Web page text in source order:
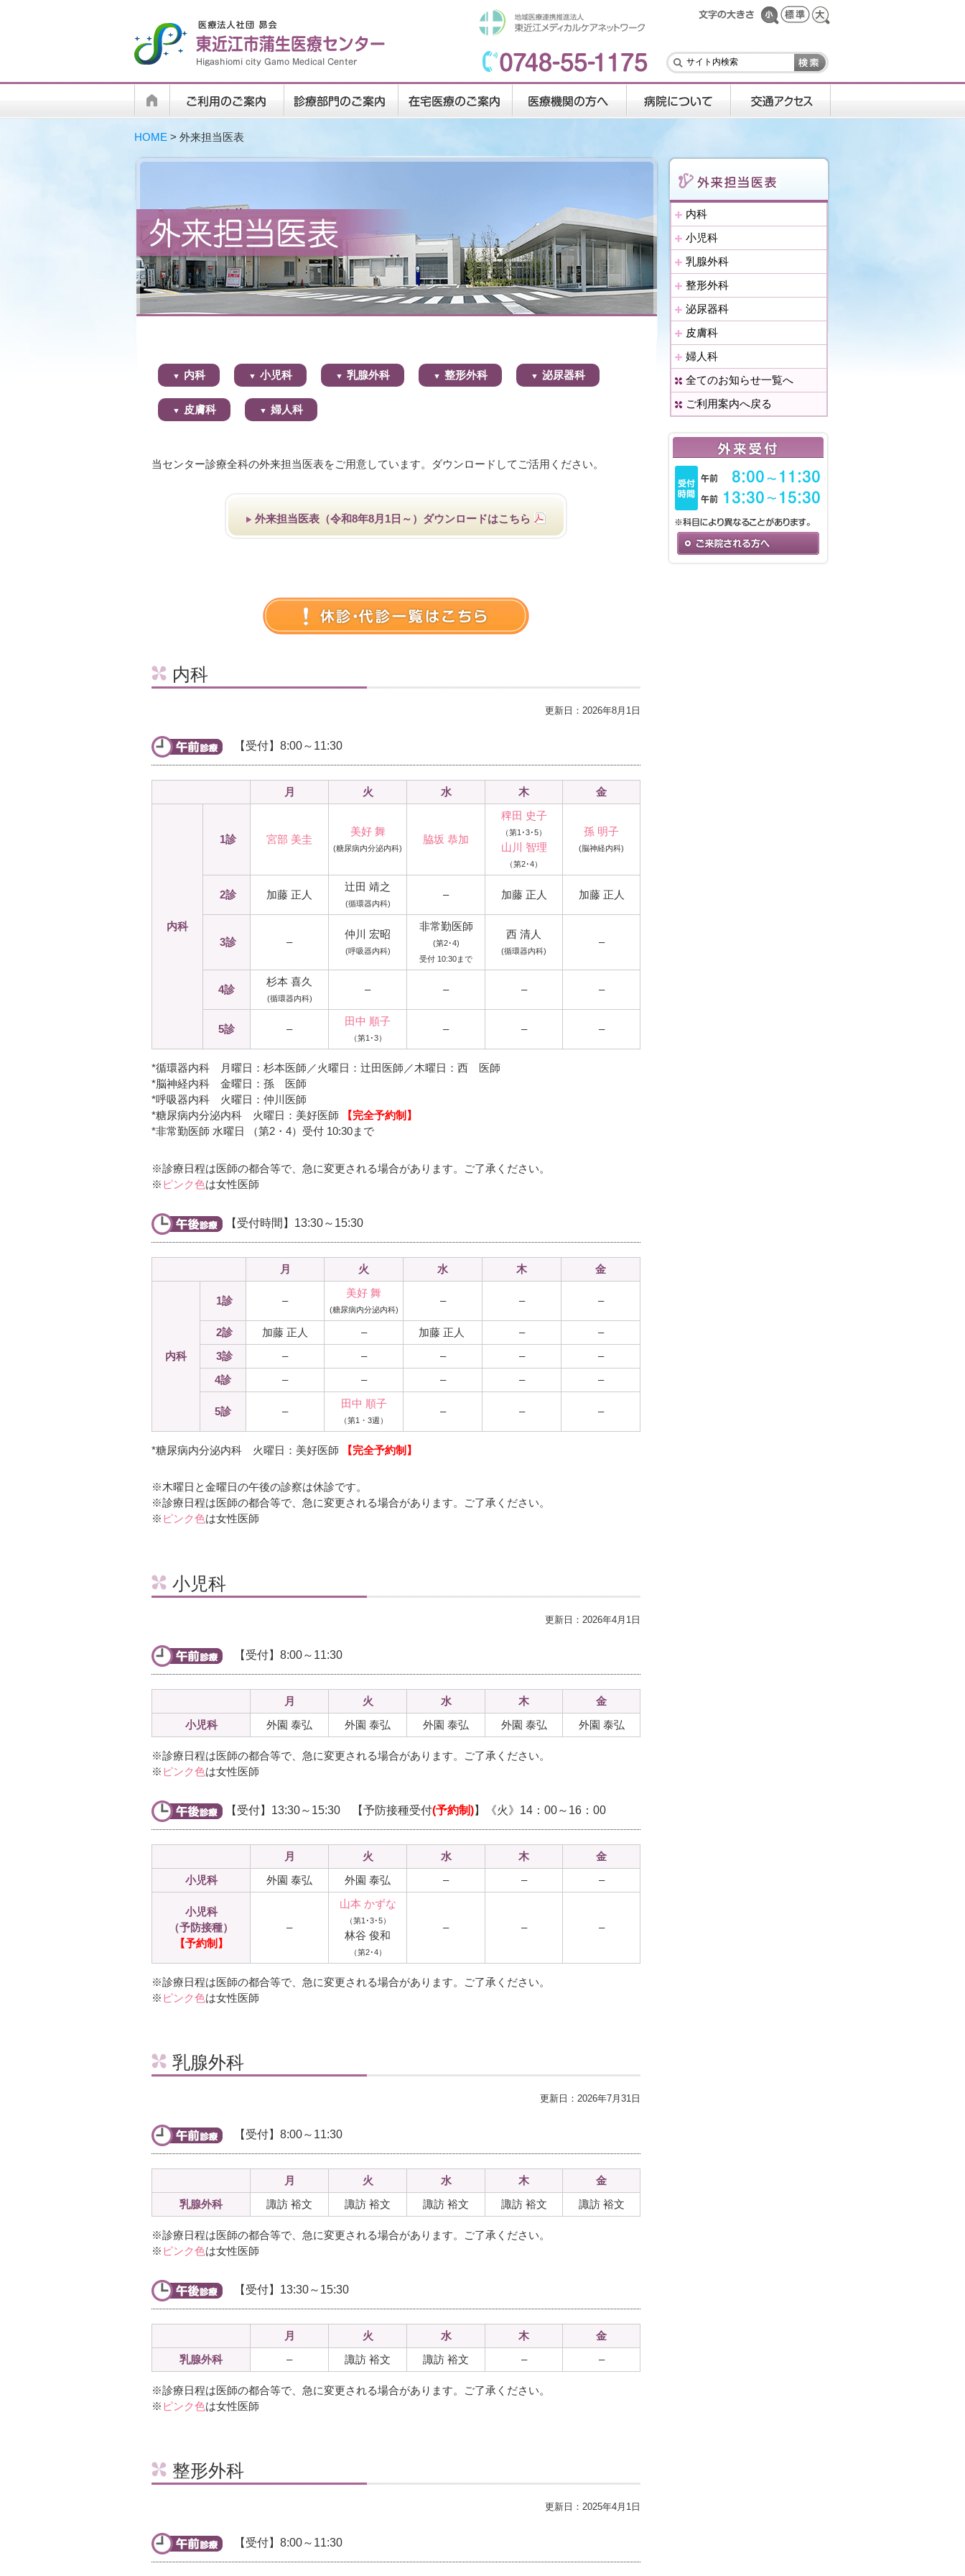
HOME > 外来担当医表
内科 小児科 乳腺外科 整形外科 泌尿器科
皮膚科 婦人科
当センター診療全科の外来担当医表をご用意しています。ダウンロードしてご活用ください。
外来担当医表（令和8年8月1日～）ダウンロードはこちら
内科
更新日：2026年8月1日
【受付】8:00～11:30
月 火 水 木 金
内科
1診 宮部 美圭
美好 舞
(糖尿病内分泌内科)
脇坂 恭加
稗田 史子
（第1･3･5）
山川 智理
（第2･4）
孫 明子
(脳神経内科)
2診 加藤 正人
辻田 靖之
(循環器内科)
– 加藤 正人 加藤 正人
3診 –
仲川 宏昭
(呼吸器内科)
非常勤医師
(第2･4)
受付 10:30まで
西 清人
(循環器内科)
–
4診
杉本 喜久
(循環器内科)
– – – –
5診 –
田中 順子
（第1･3）
– – –
*循環器内科 月曜日：杉本医師／火曜日：辻田医師／木曜日：西 医師
*脳神経内科 金曜日：孫 医師
*呼吸器内科 火曜日：仲川医師
*糖尿病内分泌内科 火曜日：美好医師
【完全予約制】
*非常勤医師 水曜日 （第2・4）受付 10:30まで
※診療日程は医師の都合等で、急に変更される場合があります。ご了承ください。
※ ピンク色は女性医師
【受付時間】13:30～15:30
月 火 水 木 金
内科
1診 –
美好 舞
(糖尿病内分泌内科)
– – –
2診 加藤 正人 – 加藤 正人 – –
3診 – – – – –
4診 – – – – –
5診 –
田中 順子
（第1・3週）
– – –
*糖尿病内分泌内科 火曜日：美好医師 【完全予約制】
※木曜日と金曜日の午後の診察は休診です。
※診療日程は医師の都合等で、急に変更される場合があります。ご了承ください。
※ ピンク色は女性医師
小児科
更新日：2026年4月1日
【受付】8:00～11:30
月 火 水 木 金
小児科 外園 泰弘 外園 泰弘 外園 泰弘 外園 泰弘 外園 泰弘
※診療日程は医師の都合等で、急に変更される場合があります。ご了承ください。
※ ピンク色は女性医師
【受付】13:30～15:30 【予防接種受付(予約制)】《火》14：00～16：00
月 火 水 木 金
小児科 外園 泰弘 外園 泰弘 – – –
小児科
（予防接種）
【予約制】
–
山本 かずな
（第1･3･5）
林谷 俊和
（第2･4）
– – –
※診療日程は医師の都合等で、急に変更される場合があります。ご了承ください。
※ ピンク色は女性医師
乳腺外科
更新日：2026年7月31日
【受付】8:00～11:30
月 火 水 木 金
乳腺外科 諏訪 裕文 諏訪 裕文 諏訪 裕文 諏訪 裕文 諏訪 裕文
※診療日程は医師の都合等で、急に変更される場合があります。ご了承ください。
※ ピンク色は女性医師
【受付】13:30～15:30
月 火 水 木 金
乳腺外科 – 諏訪 裕文 諏訪 裕文 – –
※診療日程は医師の都合等で、急に変更される場合があります。ご了承ください。
※ ピンク色は女性医師
整形外科
更新日：2025年4月1日
【受付】8:00～11:30
内科
小児科
乳腺外科
整形外科
泌尿器科
皮膚科
婦人科
全てのお知らせ一覧へ
ご利用案内へ戻る